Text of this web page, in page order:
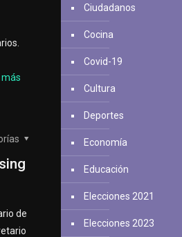
más
de
Ciudadanos
Cocina
Covid-19
Cultura
Deportes
Economía
Educación
Elecciones 2021
Elecciones 2023